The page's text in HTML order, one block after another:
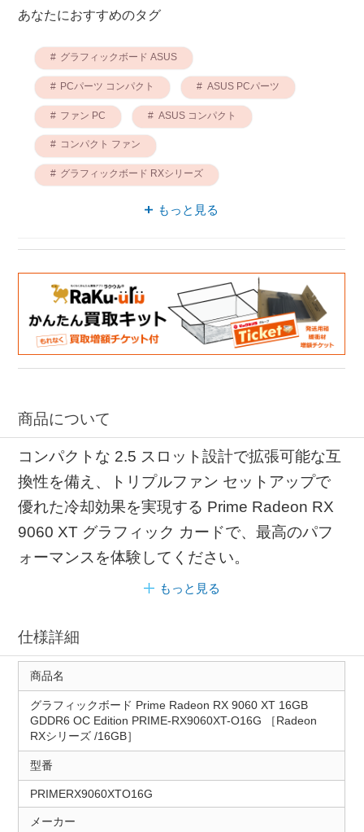
あなたにおすすめのタグ
グラフィックボード ASUS
PCパーツ コンパクト ASUS PCパーツ
ファン PC ASUS コンパクト
コンパクト ファン
グラフィックボード RXシリーズ
もっと見る
商品について
コンパクトな 2.5 スロット設計で拡張可能な互
換性を備え、トリプルファン セットアップで
優れた冷却効果を実現する Prime Radeon RX
9060 XT グラフィック カードで、最高のパフ
ォーマンスを体験してください。
もっと見る
仕様詳細
商品名
グラフィックボード Prime Radeon RX 9060 XT 16GB
GDDR6 OC Edition PRIME-RX9060XT-O16G ［Radeon
RXシリーズ /16GB］
型番
PRIMERX9060XTO16G
メーカー